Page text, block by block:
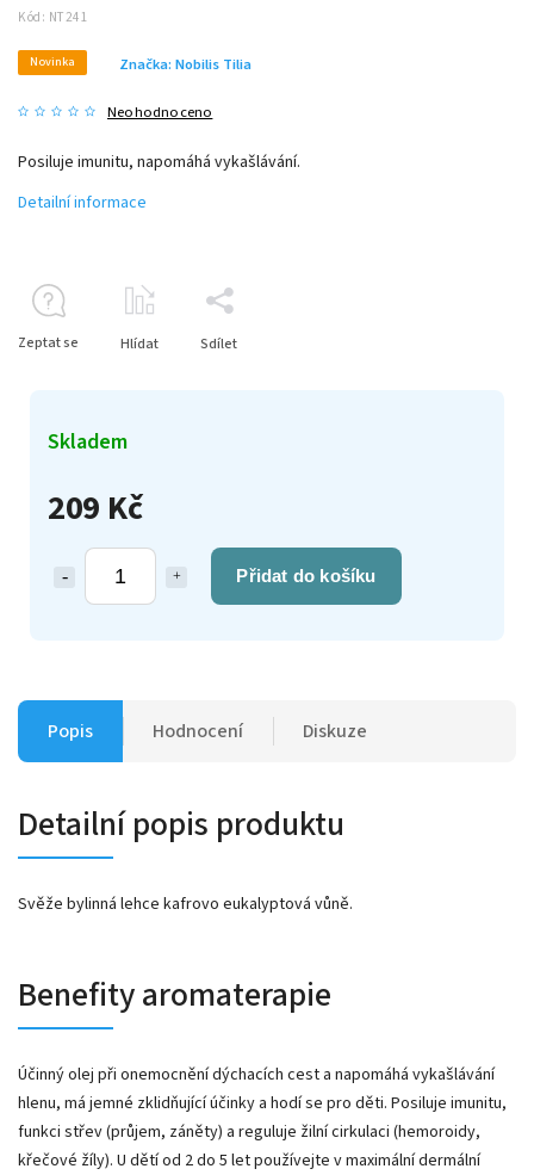
Kód: NT241
Novinka
Neohodnoceno
Značka: Nobilis Tilia
209 Kč
Přidat do košíku
Skladem
Posiluje imunitu, napomáhá vykašlávání.
Detailní informace
Zeptat se Hlídat Sdílet
Popis Hodnocení Diskuze
Detailní popis produktu
Svěže bylinná lehce kafrovo eukalyptová vůně.
Benefity aromaterapie
Účinný olej při onemocnění dýchacích cest a napomáhá vykašlávání
hlenu, má jemné zklidňující účinky a hodí se pro děti. Posiluje imunitu,
funkci střev (průjem, záněty) a reguluje žilní cirkulaci (hemoroidy,
křečové žíly). U dětí od 2 do 5 let používejte v maximální dermální